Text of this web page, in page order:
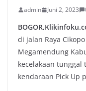
admin Juni 2, 2023
di jalan Raya
Megamendung
kecelakaan
kendaraan Pick Up